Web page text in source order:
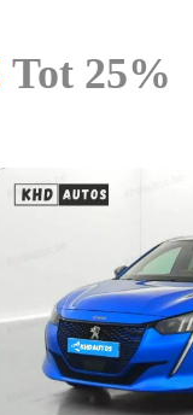
Tot 25%